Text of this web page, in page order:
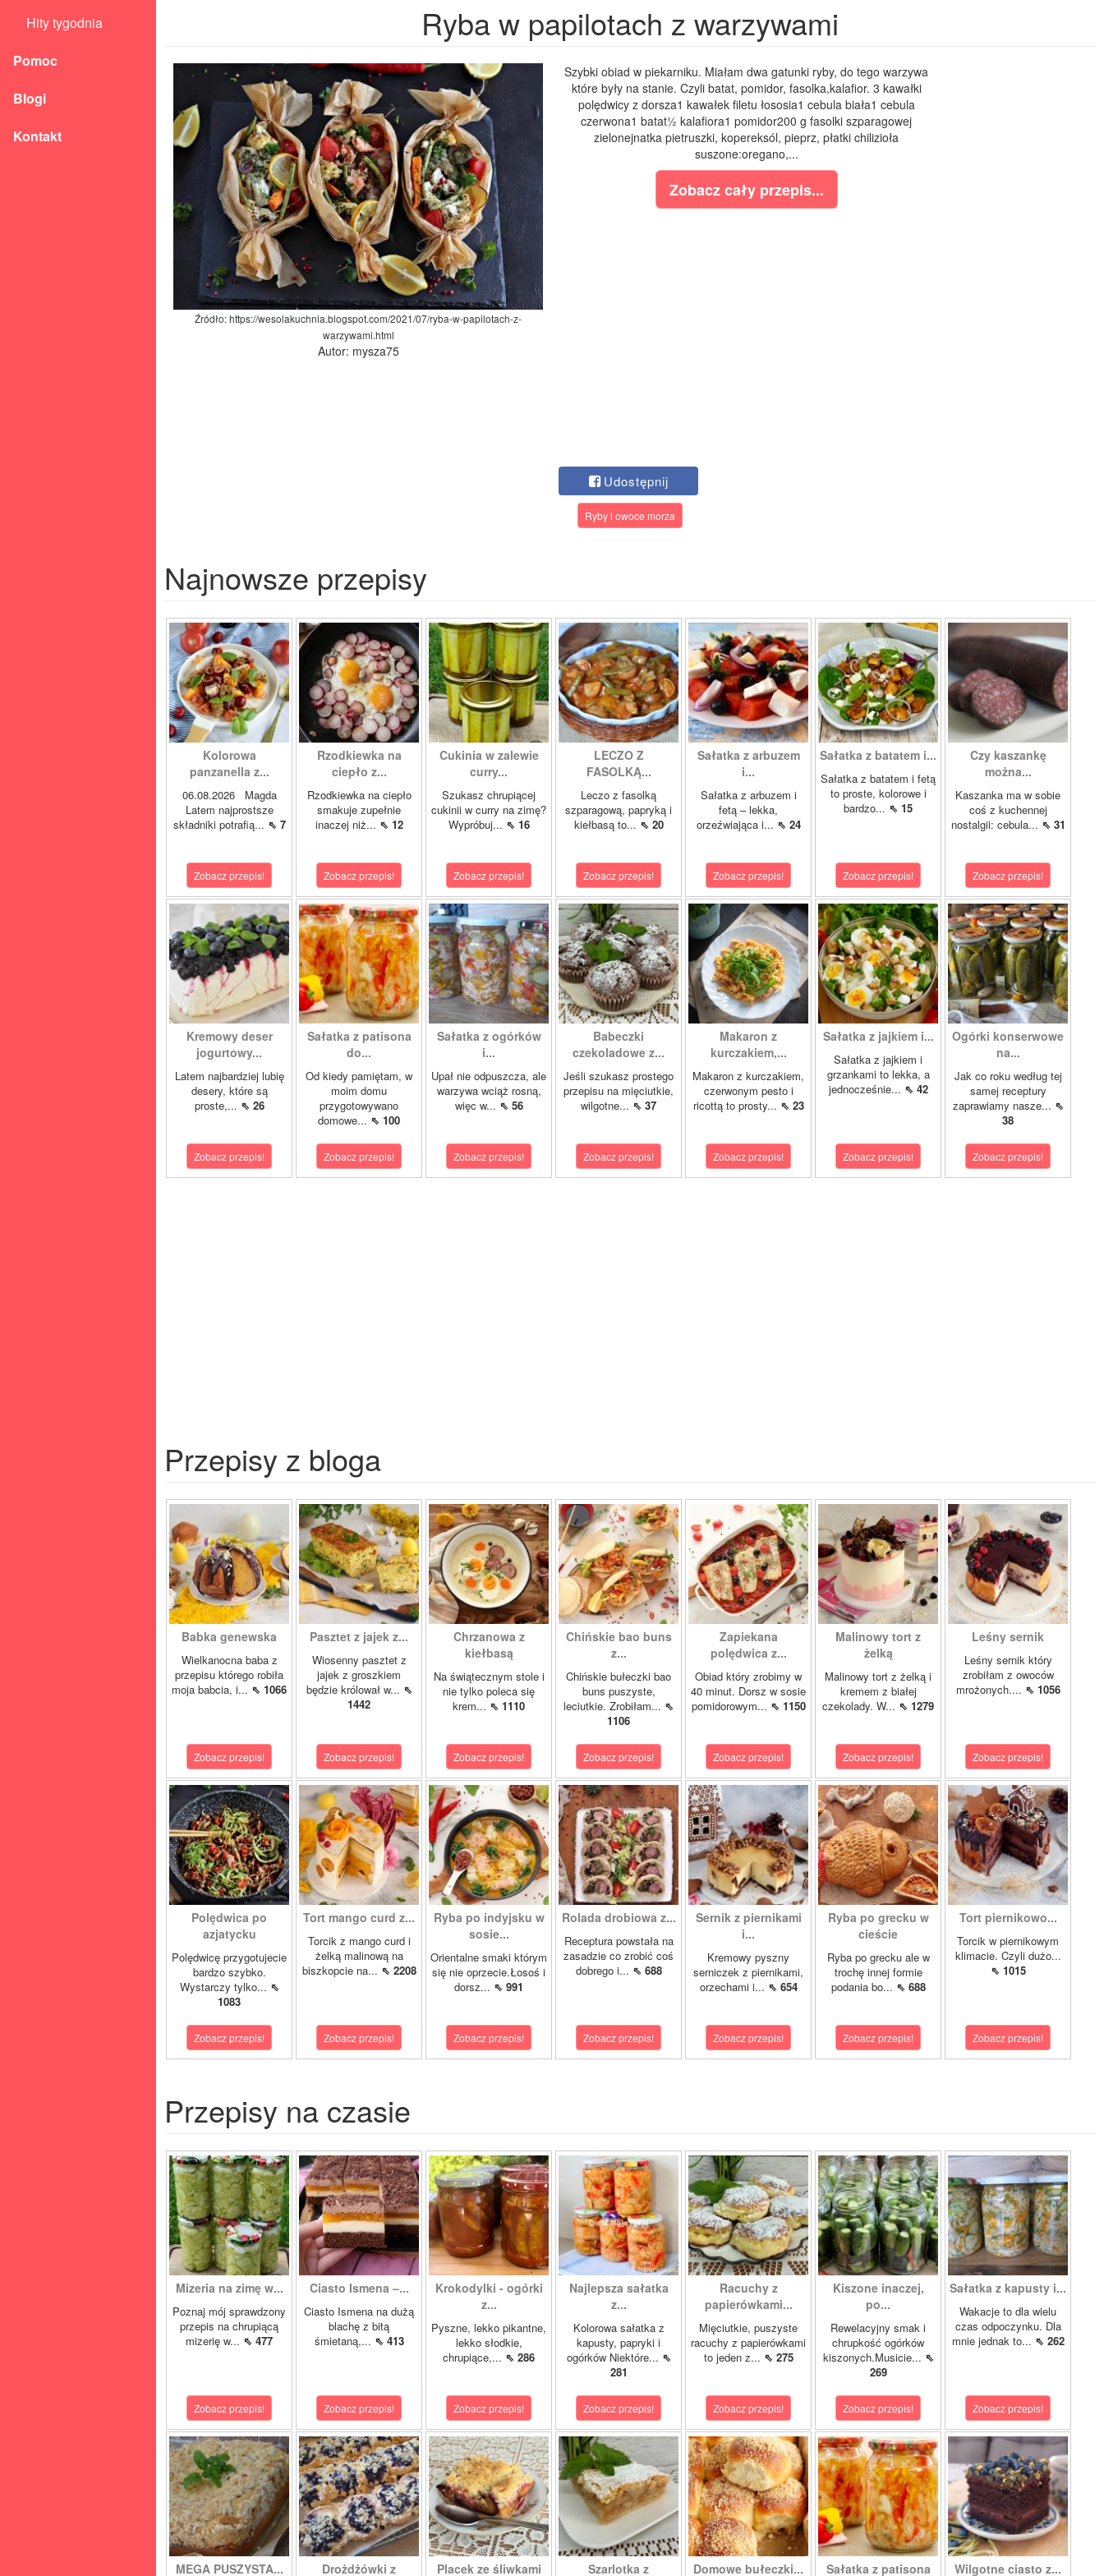
Hity tygodnia
Pomoc
Blogi
Kontakt
Ryba w papilotach z warzywami
Źródło: https://wesolakuchnia.blogspot.com/2021/07/ryba-w-papilotach-z-
warzywami.html
Autor: mysza75
Szybki obiad w piekarniku. Miałam dwa gatunki ryby, do tego warzywa
które były na stanie. Czyli batat, pomidor, fasolka,kalafior. 3 kawałki
polędwicy z dorsza1 kawałek filetu łososia1 cebula biała1 cebula
czerwona1 batat½ kalafiora1 pomidor200 g fasolki szparagowej
zielonejnatka pietruszki, kopereksól, pieprz, płatki chilizioła
suszone:oregano,...
Zobacz cały przepis...
Udostępnij
Ryby i owoce morza
Najnowsze przepisy
Kolorowa
panzanella z...
06.08.2026 Magda
Latem najprostsze
składniki potrafią... ⇖ 7
Zobacz przepis!
Rzodkiewka na
ciepło z...
Rzodkiewka na ciepło
smakuje zupełnie
inaczej niż... ⇖ 12
Zobacz przepis!
Cukinia w zalewie
curry...
Szukasz chrupiącej
cukinii w curry na zimę?
Wypróbuj... ⇖ 16
Zobacz przepis!
LECZO Z
FASOLKĄ...
Leczo z fasolką
szparagową, papryką i
kiełbasą to... ⇖ 20
Zobacz przepis!
Sałatka z arbuzem
i...
Sałatka z arbuzem i
fetą – lekka,
orzeźwiająca i... ⇖ 24
Zobacz przepis!
Sałatka z batatem i...
Sałatka z batatem i fetą
to proste, kolorowe i
bardzo... ⇖ 15
Zobacz przepis!
Czy kaszankę
można...
Kaszanka ma w sobie
coś z kuchennej
nostalgii: cebula... ⇖ 31
Zobacz przepis!
Kremowy deser
jogurtowy...
Latem najbardziej lubię
desery, które są
proste,... ⇖ 26
Zobacz przepis!
Sałatka z patisona
do...
Od kiedy pamiętam, w
moim domu
przygotowywano
domowe... ⇖ 100
Zobacz przepis!
Sałatka z ogórków
i...
Upał nie odpuszcza, ale
warzywa wciąż rosną,
więc w... ⇖ 56
Zobacz przepis!
Babeczki
czekoladowe z...
Jeśli szukasz prostego
przepisu na mięciutkie,
wilgotne... ⇖ 37
Zobacz przepis!
Makaron z
kurczakiem,...
Makaron z kurczakiem,
czerwonym pesto i
ricottą to prosty... ⇖ 23
Zobacz przepis!
Sałatka z jajkiem i...
Sałatka z jajkiem i
grzankami to lekka, a
jednocześnie... ⇖ 42
Zobacz przepis!
Ogórki konserwowe
na...
Jak co roku według tej
samej receptury
zaprawiamy nasze... ⇖
38
Zobacz przepis!
Przepisy z bloga
Babka genewska
Wielkanocna baba z
przepisu którego robiła
moja babcia, i... ⇖ 1066
Zobacz przepis!
Pasztet z jajek z...
Wiosenny pasztet z
jajek z groszkiem
będzie królował w... ⇖
1442
Zobacz przepis!
Chrzanowa z
kiełbasą
Na świątecznym stole i
nie tylko poleca się
krem... ⇖ 1110
Zobacz przepis!
Chińskie bao buns
z...
Chińskie bułeczki bao
buns puszyste,
leciutkie. Zrobiłam... ⇖
1106
Zobacz przepis!
Zapiekana
polędwica z...
Obiad który zrobimy w
40 minut. Dorsz w sosie
pomidorowym... ⇖ 1150
Zobacz przepis!
Malinowy tort z
żelką
Malinowy tort z żelką i
kremem z białej
czekolady. W... ⇖ 1279
Zobacz przepis!
Leśny sernik
Leśny sernik który
zrobiłam z owoców
mrożonych.... ⇖ 1056
Zobacz przepis!
Polędwica po
azjatycku
Polędwicę przygotujecie
bardzo szybko.
Wystarczy tylko... ⇖
1083
Zobacz przepis!
Tort mango curd z...
Torcik z mango curd i
żelką malinową na
biszkopcie na... ⇖ 2208
Zobacz przepis!
Ryba po indyjsku w
sosie...
Orientalne smaki którym
się nie oprzecie.Łosoś i
dorsz... ⇖ 991
Zobacz przepis!
Rolada drobiowa z...
Receptura powstała na
zasadzie co zrobić coś
dobrego i... ⇖ 688
Zobacz przepis!
Sernik z piernikami
i...
Kremowy pyszny
serniczek z piernikami,
orzechami i... ⇖ 654
Zobacz przepis!
Ryba po grecku w
cieście
Ryba po grecku ale w
trochę innej formie
podania bo... ⇖ 688
Zobacz przepis!
Tort piernikowo...
Torcik w piernikowym
klimacie. Czyli dużo...
⇖ 1015
Zobacz przepis!
Przepisy na czasie
Mizeria na zimę w...
Poznaj mój sprawdzony
przepis na chrupiącą
mizerię w... ⇖ 477
Zobacz przepis!
Ciasto Ismena –...
Ciasto Ismena na dużą
blachę z bitą
śmietaną,... ⇖ 413
Zobacz przepis!
Krokodylki - ogórki
z...
Pyszne, lekko pikantne,
lekko słodkie,
chrupiące,... ⇖ 286
Zobacz przepis!
Najlepsza sałatka
z...
Kolorowa sałatka z
kapusty, papryki i
ogórków Niektóre... ⇖
281
Zobacz przepis!
Racuchy z
papierówkami...
Mięciutkie, puszyste
racuchy z papierówkami
to jeden z... ⇖ 275
Zobacz przepis!
Kiszone inaczej,
po...
Rewelacyjny smak i
chrupkość ogórków
kiszonych.Musicie... ⇖
269
Zobacz przepis!
Sałatka z kapusty i...
Wakacje to dla wielu
czas odpoczynku. Dla
mnie jednak to... ⇖ 262
Zobacz przepis!
MEGA PUSZYSTA... Drożdżówki z Placek ze śliwkami Szarlotka z Domowe bułeczki... Sałatka z patisona Wilgotne ciasto z...